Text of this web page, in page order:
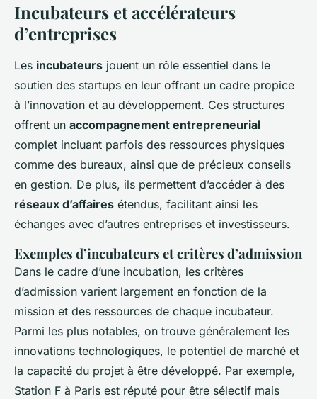
Incubateurs et accélérateurs
d’entreprises
Les incubateurs jouent un rôle essentiel dans le
soutien des startups en leur offrant un cadre propice
à l’innovation et au développement. Ces structures
offrent un accompagnement entrepreneurial
complet incluant parfois des ressources physiques
comme des bureaux, ainsi que de précieux conseils
en gestion. De plus, ils permettent d’accéder à des
réseaux d’affaires étendus, facilitant ainsi les
échanges avec d’autres entreprises et investisseurs.
Exemples d’incubateurs et critères d’admission
Dans le cadre d’une incubation, les critères
d’admission varient largement en fonction de la
mission et des ressources de chaque incubateur.
Parmi les plus notables, on trouve généralement les
innovations technologiques, le potentiel de marché et
la capacité du projet à être développé. Par exemple,
Station F à Paris est réputé pour être sélectif mais